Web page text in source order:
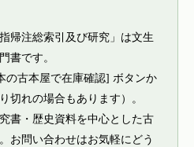
帰注総索引及び研究」は文生
書です。
の古本屋で在庫確認] ボタンか
切れの場合もあります）。
書・歴史資料を中心とした古
お問い合わせはお気軽にどう